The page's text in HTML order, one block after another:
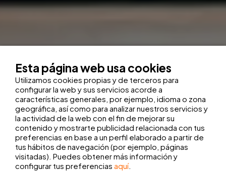
Esta página web usa cookies
Utilizamos cookies propias y de terceros para
configurar la web y sus servicios acorde a
características generales, por ejemplo, idioma o zona
geográfica, así como para analizar nuestros servicios y
la actividad de la web con el fin de mejorar su
contenido y mostrarte publicidad relacionada con tus
preferencias en base a un perfil elaborado a partir de
tus hábitos de navegación (por ejemplo, páginas
visitadas). Puedes obtener más información y
configurar tus preferencias aquí.